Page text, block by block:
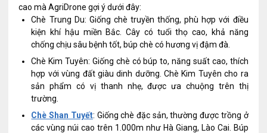
cao mà AgriDrone gợi ý dưới đây:
Chè Trung Du: Giống chè truyền thống, phù hợp với điều
kiện khí hậu miền Bắc. Cây có tuổi thọ cao, khả năng
chống chịu sâu bệnh tốt, búp chè có hương vị đậm đà.
Chè Kim Tuyên: Giống chè có búp to, năng suất cao, thích
hợp với vùng đất giàu dinh dưỡng. Chè Kim Tuyên cho ra
sản phẩm có vị thanh nhẹ, được ưa chuộng trên thị
trường.
Chè Shan Tuyết: Giống chè đặc sản, thường được trồng ở
các vùng núi cao trên 1.000m như Hà Giang, Lào Cai. Búp